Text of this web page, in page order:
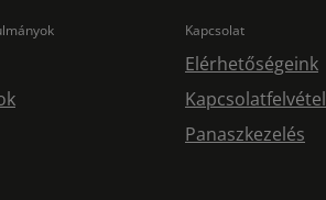
Kapcsolat
Elérhetőségeink
Kapcsolatfelvétel
Panaszkezelés